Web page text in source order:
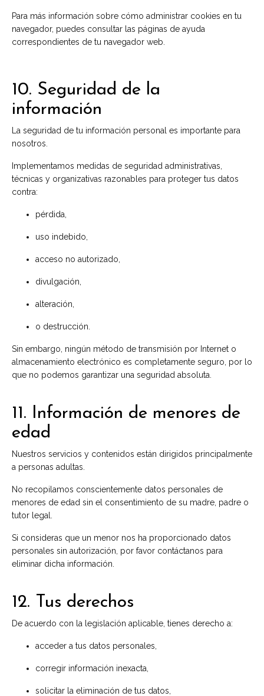
Para más información sobre cómo administrar cookies en tu
navegador, puedes consultar las páginas de ayuda
correspondientes de tu navegador web.
10. Seguridad de la
información
La seguridad de tu información personal es importante para
nosotros.
Implementamos medidas de seguridad administrativas,
técnicas y organizativas razonables para proteger tus datos
contra:
pérdida,
uso indebido,
acceso no autorizado,
divulgación,
alteración,
o destrucción.
Sin embargo, ningún método de transmisión por Internet o
almacenamiento electrónico es completamente seguro, por lo
que no podemos garantizar una seguridad absoluta.
11. Información de menores de
edad
Nuestros servicios y contenidos están dirigidos principalmente
a personas adultas.
No recopilamos conscientemente datos personales de
menores de edad sin el consentimiento de su madre, padre o
tutor legal.
Si consideras que un menor nos ha proporcionado datos
personales sin autorización, por favor contáctanos para
eliminar dicha información.
12. Tus derechos
De acuerdo con la legislación aplicable, tienes derecho a:
acceder a tus datos personales,
corregir información inexacta,
solicitar la eliminación de tus datos,